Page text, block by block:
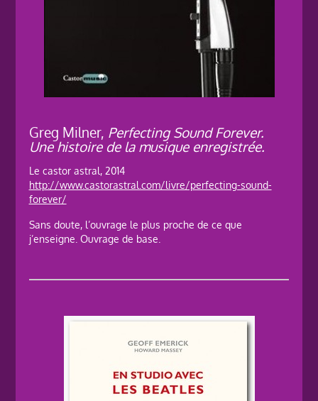
Greg Milner, Perfecting Sound Forever.
Une histoire de la musique enregistrée.
Le castor astral, 2014
http://www.castorastral.com/livre/perfecting-sound-
forever/
Sans doute, l’ouvrage le plus proche de ce que
j’enseigne. Ouvrage de base.